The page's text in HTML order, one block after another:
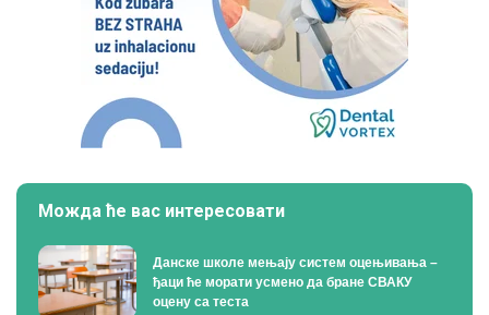
Можда ће вас интересовати
Данске школе мењају систем оцењивања –
ђаци ће морати усмено да бране СВАКУ
оцену са теста